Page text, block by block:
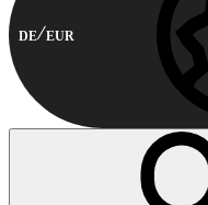
DE EUR